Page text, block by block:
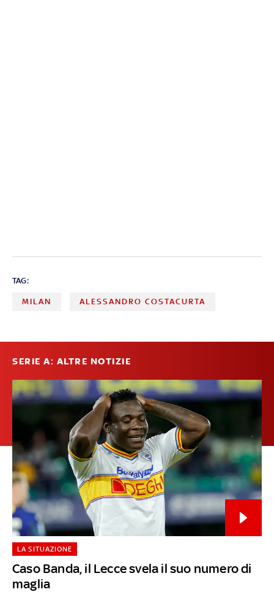
TAG:
MILAN ALESSANDRO COSTACURTA
SERIE A: ALTRE NOTIZIE
Caso Banda, il Lecce svela il suo numero di
maglia
LA SITUAZIONE